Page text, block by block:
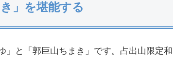
」を堪能する
」と「郭巨山ちまき」です。占出山限定和